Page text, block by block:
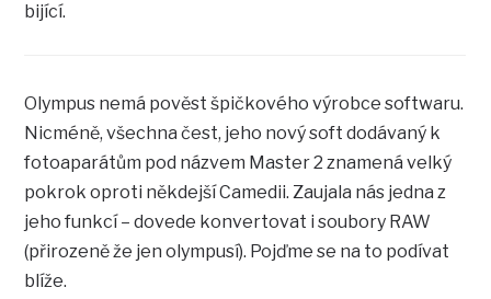
bijící.
Olympus nemá pověst špičkového výrobce softwaru.
Nicméně, všechna čest, jeho nový soft dodávaný k
fotoaparátům pod názvem Master 2 znamená velký
pokrok oproti někdejší Camedii. Zaujala nás jedna z
jeho funkcí – dovede konvertovat i soubory RAW
(přirozeně že jen olympusí). Pojďme se na to podívat
blíže.